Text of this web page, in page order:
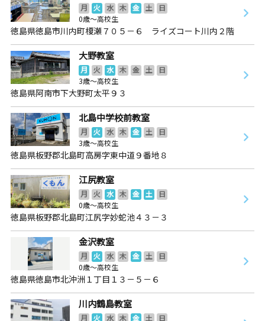
月 火 水 木 金 土
日
0歳～高校生
徳島県徳島市川内町榎瀬７０５－６ ライズコート川内２階
大野教室
月 火 水 木 金 土
日
3歳～高校生
徳島県阿南市下大野町太平９３
北島中学校前教室
月 火 水 木 金 土
日
3歳～高校生
徳島県板野郡北島町高房字東中道９番地８
江尻教室
月 火 水 木 金 土
日
0歳～高校生
徳島県板野郡北島町江尻字妙蛇池４３－３
金沢教室
月 火 水 木 金 土
日
0歳～高校生
徳島県徳島市北沖洲１丁目１３－５－６
川内鶴島教室
月 火 水 木 金 土 日